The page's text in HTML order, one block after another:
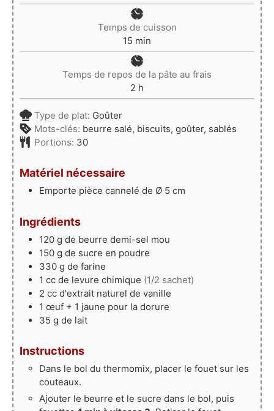
Temps de cuisson
15 minutes
min
Temps de repos de la pâte au frais
2 heures
h
Type de plat: Goûter
Mots-clés: beurre salé, biscuits, goûter, sablés
Portions: 30
Matériel nécessaire
Emporte pièce cannelé de Ø 5 cm
Ingrédients
120 g de beurre demi-sel mou
150 g de sucre en poudre
330 g de farine
1 cc de levure chimique (1/2 sachet)
2 cc d'extrait naturel de vanille
1 œuf + 1 jaune pour la dorure
35 g de lait
Instructions
Dans le bol du thermomix, placer le fouet sur les
couteaux.
Ajouter le beurre et le sucre dans le bol, puis